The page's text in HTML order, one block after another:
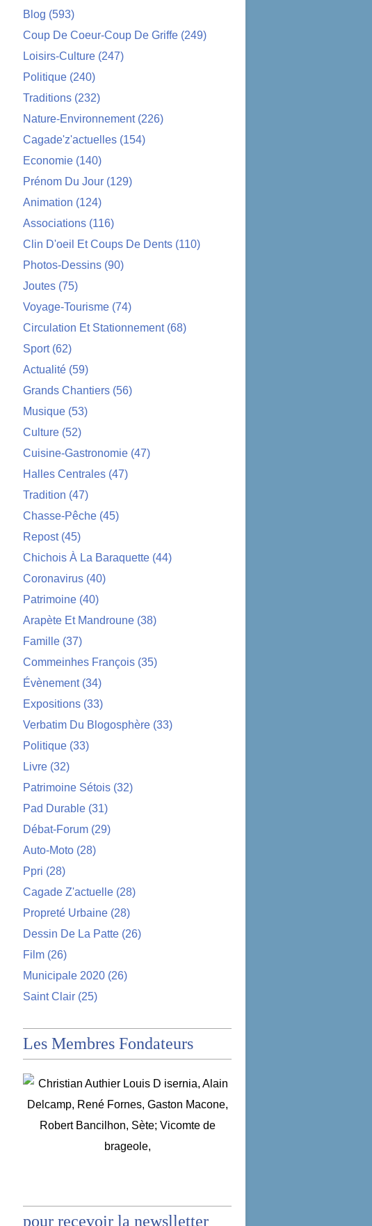
Blog (593)
Coup De Coeur-Coup De Griffe (249)
Loisirs-Culture (247)
Politique (240)
Traditions (232)
Nature-Environnement(226)
Cagade'z'actuelles (154)
Economie (140)
Prénom Du Jour (129)
Animation (124)
Associations (116)
Clin D'oeil Et Coups De Dents (110)
Photos-Dessins (90)
Joutes (75)
Voyage-Tourisme (74)
Circulation Et Stationnement(68)
Sport(62)
Actualité (59)
Grands Chantiers (56)
Musique (53)
Culture (52)
Cuisine-Gastronomie (47)
Halles Centrales (47)
Tradition (47)
Chasse-Pêche (45)
Repost(45)
Chichois À La Baraquette (44)
Coronavirus (40)
Patrimoine (40)
Arapète Et Mandroune (38)
Famille (37)
Commeinhes François (35)
Évènement(34)
Expositions (33)
Verbatim Du Blogosphère (33)
Politique (33)
Livre (32)
Patrimoine Sétois (32)
Pad Durable (31)
Débat-Forum (29)
Auto-Moto (28)
Ppri (28)
Cagade Z'actuelle (28)
Propreté Urbaine (28)
Dessin De La Patte (26)
Film (26)
Municipale 2020 (26)
Saint Clair (25)
Les Membres Fondateurs
pour recevoir la newslletter